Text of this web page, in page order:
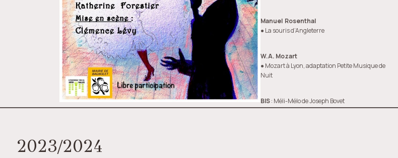
Manuel Rosenthal
● La souris d’Angleterre
W.A. Mozart
● Mozart à Lyon, adaptation Petite Musique de
Nuit
BIS: Méli-Mélo de Joseph Bovet
2023/2024